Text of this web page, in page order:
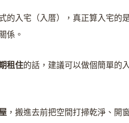
的入宅（入厝），真正算入宅的
係。
租住的話，建議可以做個簡單的
，搬進去前把空間打掃乾淨、開